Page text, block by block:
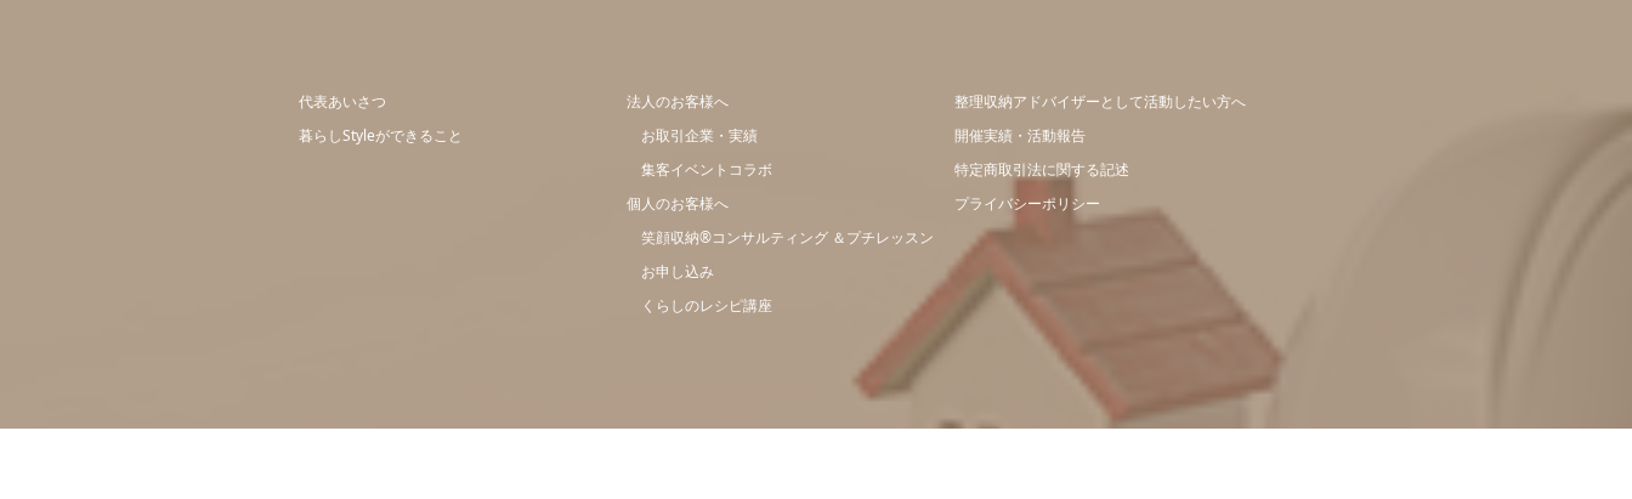
代表あいさつ
暮らしStyleができること
法人のお客様へ
お取引企業・実績
集客イベントコラボ
個人のお客様へ
笑顔収納®コンサルティング ＆プチレッスン
お申し込み
くらしのレシピ講座
整理収納アドバイザーとして活動したい方へ
開催実績・活動報告
特定商取引法に関する記述
プライバシーポリシー